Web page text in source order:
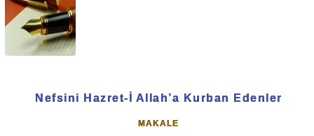
Nefsini Hazret-İ Allah’a Kurban Edenler
MAKALE